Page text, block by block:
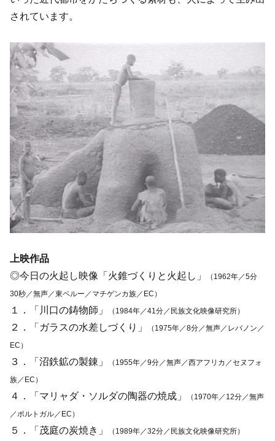
されています。
上映作品
◎今日の火起し映像「火錐づくりと火起し」
（1962年／5分
30秒／無声／東ペルー／マチゲンカ族／EC）
１．「川口の鋳物師」 （1984年／41分／民族文化映像研究所）
２．「ガラスの水差しづくり」
（1975年／8分／無声／レバノン／
EC）
３．「沼鉄鉱の製錬」
（1955年／9分／無声／西アフリカ／セヌフォ
族／EC）
４．「マリャダ・ソルダの陶器の焼成」
（1970年／12分／無声
／ポルトガル／EC）
５．「茂庭の炭焼き」 （1989年／32分／民族文化映像研究所）